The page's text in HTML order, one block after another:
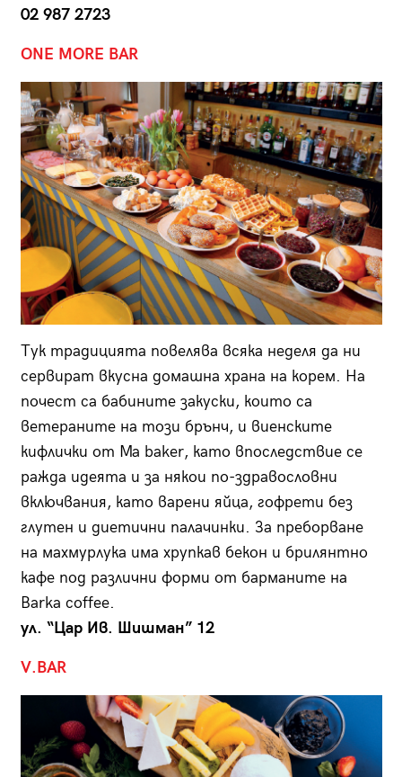
02 987 2723
ONE MORE BAR
Тук традицията повелява всяка неделя да ни
сервират вкусна домашна храна на корем. На
почест са бабините закуски, които са
ветераните на този брънч, и виенските
кифлички от Ma baker, като впоследствие се
ражда идеята и за някои по-здравословни
включвания, като варени яйца, гофрети без
глутен и диетични палачинки. За преборване
на махмурлука има хрупкав бекон и брилянтно
кафе под различни форми от барманите на
Barka coffee.
ул. “Цар Ив. Шишман” 12
V.BAR